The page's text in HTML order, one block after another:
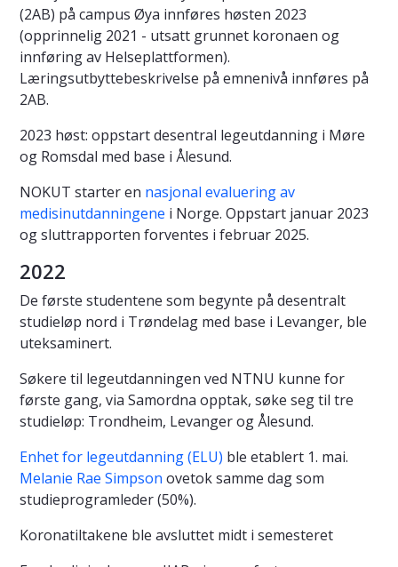
(2AB) på campus Øya innføres høsten 2023
(opprinnelig 2021 - utsatt grunnet koronaen og
innføring av Helseplattformen).
Læringsutbyttebeskrivelse på emnenivå innføres på
2AB.
2023 høst: oppstart desentral legeutdanning i Møre
og Romsdal med base i Ålesund.
NOKUT starter en nasjonal evaluering av
medisinutdanningene i Norge. Oppstart januar 2023
og sluttrapporten forventes i februar 2025.
2022
De første studentene som begynte på desentralt
studieløp nord i Trøndelag med base i Levanger, ble
uteksaminert.
Søkere til legeutdanningen ved NTNU kunne for
første gang, via Samordna opptak, søke seg til tre
studieløp: Trondheim, Levanger og Ålesund.
Enhet for legeutdanning (ELU) ble etablert 1. mai.
Melanie Rae Simpson ovetok samme dag som
studieprogramleder (50%).
Koronatiltakene ble avsluttet midt i semesteret